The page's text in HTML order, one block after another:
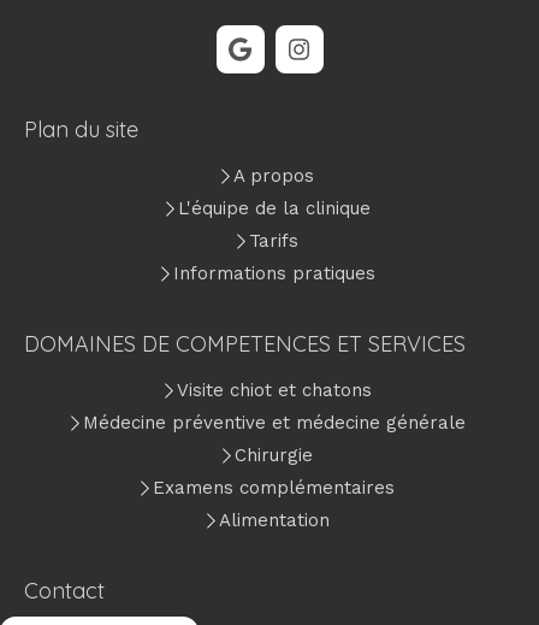
Plan du site
A propos
L'équipe de la clinique
Tarifs
Informations pratiques
DOMAINES DE COMPETENCES ET SERVICES
Visite chiot et chatons
Médecine préventive et médecine générale
Chirurgie
Examens complémentaires
Alimentation
Contact